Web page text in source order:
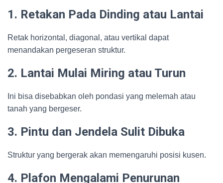
1. Retakan Pada Dinding atau Lantai
Retak horizontal, diagonal, atau vertikal dapat
menandakan pergeseran struktur.
2. Lantai Mulai Miring atau Turun
Ini bisa disebabkan oleh pondasi yang melemah atau
tanah yang bergeser.
3. Pintu dan Jendela Sulit Dibuka
Struktur yang bergerak akan memengaruhi posisi kusen.
4. Plafon Mengalami Penurunan